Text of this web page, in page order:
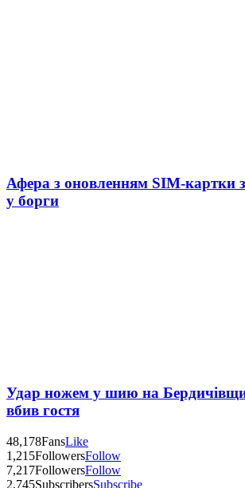
Афера з оновленням SIM-картки
у борги
Удар ножем у шию на
вбив гостя
48,178FansLike
1,215FollowersFollow
7,217FollowersFollow
2,745SubscribersSubscribe